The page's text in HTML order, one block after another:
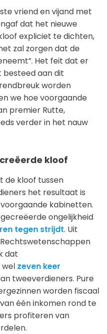
vriend en vijand met
dat het nieuwe
expliciet te dichten,
zal zorgen dat de
Het feit dat er
aan dit
worden
we hoe voorgaande
premier Rutte,
verder in het nauw
kloof
de kloof tussen
het resultaat is
kabinetten.
ongelijkheid
tegen strijdt. Uit
dat
zeven keer
tweeverdieners. Pure
worden fiscaal
één inkomen rond te
profiteren van